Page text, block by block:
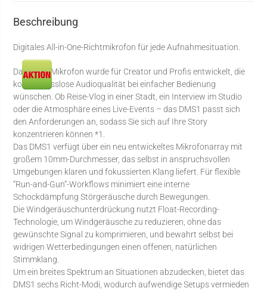
Beschreibung
Digitales All-in-One-Richtmikrofon für jede Aufnahmesituation.
Das Richt-Mikrofon wurde für Creator und Profis entwickelt, die
kompromisslose Audioqualität bei einfacher Bedienung
wünschen. Ob Reise-Vlog in einer Stadt, ein Interview im Studio
oder die Atmosphäre eines Live-Events – das DMS1 passt sich
den Anforderungen an, sodass Sie sich auf Ihre Story
konzentrieren können *1.
Das DMS1 verfügt über ein neu entwickeltes Mikrofonarray mit
großem 10mm-Durchmesser, das selbst in anspruchsvollen
Umgebungen klaren und fokussierten Klang liefert. Für flexible
“Run-and-Gun”-Workflows minimiert eine interne
Schockdämpfung Störgeräusche durch Bewegungen.
Die Windgeräuschunterdrückung nutzt Float-Recording-
Technologie, um Windgeräusche zu reduzieren, ohne das
gewünschte Signal zu komprimieren, und bewahrt selbst bei
widrigen Wetterbedingungen einen offenen, natürlichen
Stimmklang.
Um ein breites Spektrum an Situationen abzudecken, bietet das
DMS1 sechs Richt-Modi, wodurch aufwendige Setups vermieden